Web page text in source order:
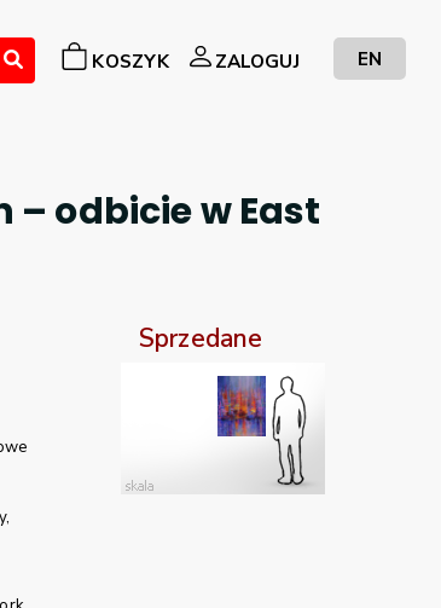
KOSZYK ZALOGUJ EN
odbicie w East
Sprzedane